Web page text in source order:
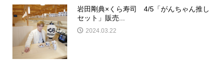
岩田剛典×くら寿司 4/5「がんちゃん推し
セット」販売...
2024.03.22